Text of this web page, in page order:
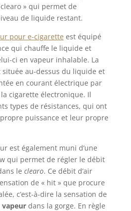
clearo » qui permet de
de liquide restant.
pour e-cigarette est équipé
qui chauffe le liquide et
ci en vapeur inhalable. La
située au-dessus du liquide et
en courant électrique par
cigarette électronique. Il
types de résistances, qui ont
puissance et leur propre
est également muni d’une
qui permet de régler le débit
le clearo. Ce débit d’air
de « hit » que procure
c’est-à-dire la sensation de
vapeurdans la gorge. En règle